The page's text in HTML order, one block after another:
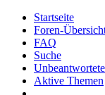
Startseite
Foren-
FAQ
Suche
Aktive Themen